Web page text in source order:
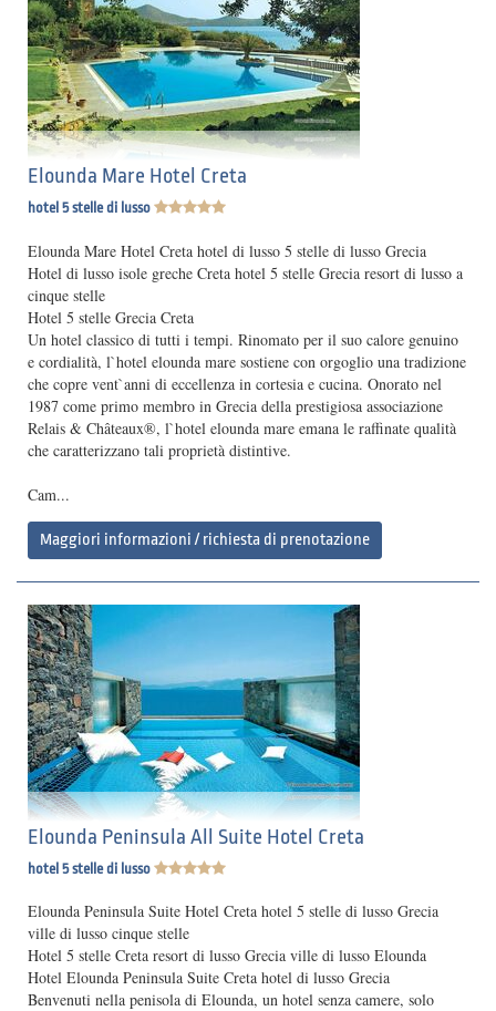
Elounda Mare Hotel Creta
hotel 5 stelle di lusso
Elounda Mare Hotel Creta hotel di lusso 5 stelle di lusso Grecia
Hotel di lusso isole greche Creta hotel 5 stelle Grecia resort di lusso a
cinque stelle
Hotel 5 stelle Grecia Creta
Un hotel classico di tutti i tempi. Rinomato per il suo calore genuino
e cordialità, l`hotel elounda mare sostiene con orgoglio una tradizione
che copre vent`anni di eccellenza in cortesia e cucina. Onorato nel
1987 come primo membro in Grecia della prestigiosa associazione
Relais & Châteaux®, l`hotel elounda mare emana le raffinate qualità
che caratterizzano tali proprietà distintive.
Cam...
Maggiori informazioni / richiesta di prenotazione
Elounda Peninsula All Suite Hotel Creta
hotel 5 stelle di lusso
Elounda Peninsula Suite Hotel Creta hotel 5 stelle di lusso Grecia
ville di lusso cinque stelle
Hotel 5 stelle Creta resort di lusso Grecia ville di lusso Elounda
Hotel Elounda Peninsula Suite Creta hotel di lusso Grecia
Benvenuti nella penisola di Elounda, un hotel senza camere, solo